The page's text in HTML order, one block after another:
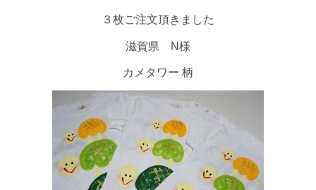
３枚ご注文頂きました
滋賀県 N様
カメタワー 柄